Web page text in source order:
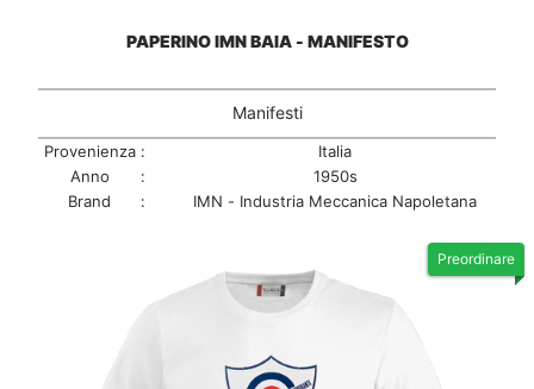
PAPERINO IMN BAIA - MANIFESTO
Manifesti
Provenienza :
Italia
Anno
:
1950s
Brand
: IMN - Industria Meccanica Napoletana
Preordinare